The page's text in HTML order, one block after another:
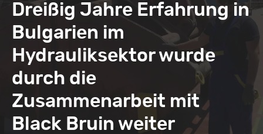
Dreißig Jahre Erfahrung in
Bulgarien im
Hydrauliksektor wurde
durch die
Zusammenarbeit mit
Black Bruin weiter